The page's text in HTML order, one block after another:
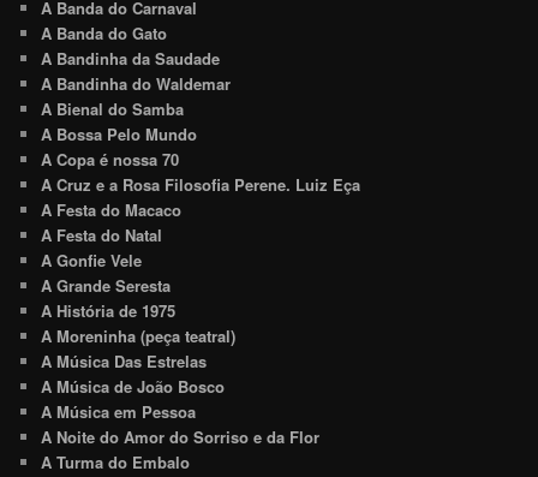
A Banda do Carnaval
A Banda do Gato
A Bandinha da Saudade
A Bandinha do Waldemar
A Bienal do Samba
A Bossa Pelo Mundo
A Copa é nossa 70
A Cruz e a Rosa Filosofia Perene. Luiz Eça
A Festa do Macaco
A Festa do Natal
A Gonfie Vele
A Grande Seresta
A História de 1975
A Moreninha (peça teatral)
A Música Das Estrelas
A Música de João Bosco
A Música em Pessoa
A Noite do Amor do Sorriso e da Flor
A Turma do Embalo